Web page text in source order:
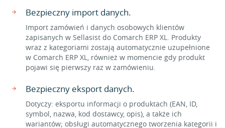
Bezpieczny import danych.
Import zamówień i danych osobowych klientów
zapisanych w Sellasist do Comarch ERP XL. Produkty
wraz z kategoriami zostają automatycznie uzupełnione
w Comarch ERP XL, również w momencie gdy produkt
pojawi się pierwszy raz w zamówieniu.
Bezpieczny eksport danych.
Dotyczy: eksportu informacji o produktach (EAN, ID,
symbol, nazwa, kod dostawcy, opis), a także ich
wariantów; obsługi automatycznego tworzenia kategorii i